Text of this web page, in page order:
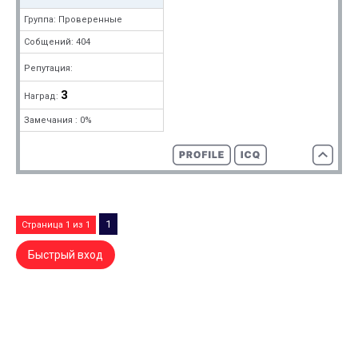
Группа: Проверенные
Собщений: 404
Репутация:
Наград: 3
Замечания : 0%
Страница 1 из 1 1